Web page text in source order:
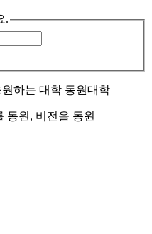
.
하는 대학 동원대학
동원, 비전을 동원